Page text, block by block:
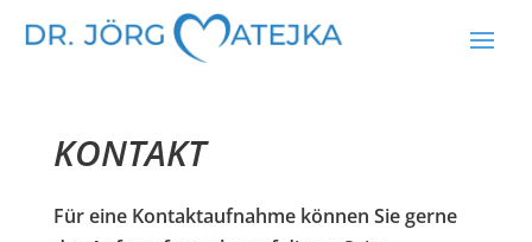
KONTAKT
Für eine Kontaktaufnahme können Sie gerne